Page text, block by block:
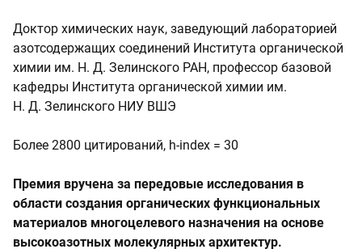
Доктор химических наук, заведующий лабораторией
азотсодержащих соединений Института органической
химии им. Н. Д. Зелинского РАН, профессор базовой
кафедры Института органической химии им.
Н. Д. Зелинского НИУ ВШЭ
Более 2800 цитирований, h-index = 30
Премия вручена за передовые исследования в
области создания органических функциональных
материалов многоцелевого назначения на основе
высокоазотных молекулярных архитектур.